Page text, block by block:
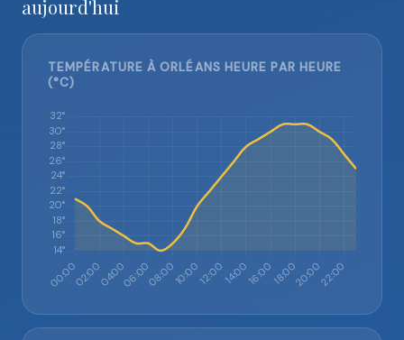
aujourd'hui
TEMPÉRATURE À ORLÉANS HEURE PAR HEURE
(°C)